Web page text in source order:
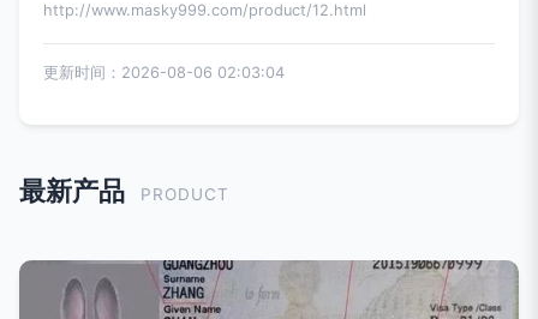
http://www.masky999.com/product/12.html
更新时间：2026-08-06 02:03:04
最新产品 PRODUCT